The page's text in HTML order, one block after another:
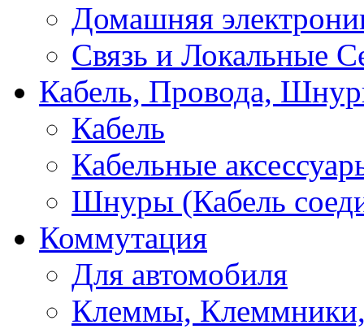
Домашняя
Связь и Локальные
Кабель, Провода,
Кабель
Кабельные
Шнуры (Кабель
Коммутация
Для автомобиля
Клеммы,